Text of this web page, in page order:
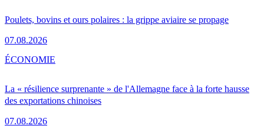
Poulets, bovins et ours polaires : la grippe aviaire se propage
07.08.2026
La « résilience surprenante » de l'Allemagne face à la forte hausse
des exportations chinoises
07.08.2026
ÉCONOMIE